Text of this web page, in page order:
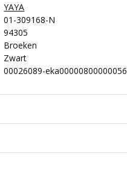
YAYA
01-309168-N
94305
Broeken
Zwart
00026089-eka00000800000056